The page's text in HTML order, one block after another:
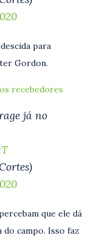
para
Gordon.
recebedores
já no
que ele dá
campo. Isso faz